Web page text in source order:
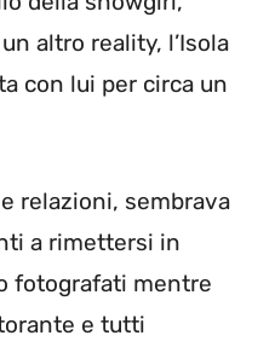
altro reality, l’Isola
con lui per circa un
relazioni, sembrava
a rimettersi in
fotografati mentre
e tutti